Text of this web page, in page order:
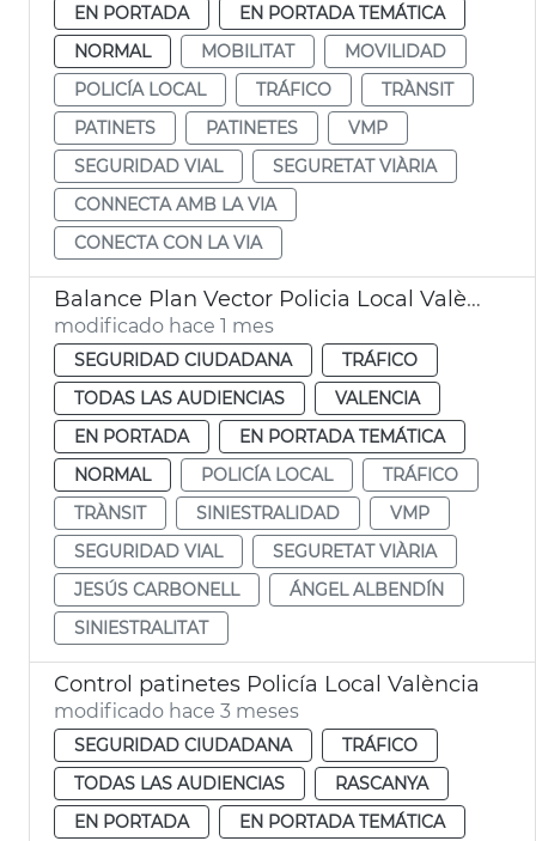
EN PORTADA
EN PORTADA TEMÁTICA
NORMAL
MOBILITAT
MOVILIDAD
POLICÍA LOCAL
TRÁFICO
TRÀNSIT
PATINETS
PATINETES
VMP
SEGURIDAD VIAL
SEGURETAT VIÀRIA
CONNECTA AMB LA VIA
CONECTA CON LA VIA
Balance Plan Vector Policia Local València
modificado hace 1 mes
SEGURIDAD CIUDADANA
TRÁFICO
TODAS LAS AUDIENCIAS
VALENCIA
EN PORTADA
EN PORTADA TEMÁTICA
NORMAL
POLICÍA LOCAL
TRÁFICO
TRÀNSIT
SINIESTRALIDAD
VMP
SEGURIDAD VIAL
SEGURETAT VIÀRIA
JESÚS CARBONELL
ÁNGEL ALBENDÍN
SINIESTRALITAT
Control patinetes Policía Local València
modificado hace 3 meses
SEGURIDAD CIUDADANA
TRÁFICO
TODAS LAS AUDIENCIAS
RASCANYA
EN PORTADA
EN PORTADA TEMÁTICA